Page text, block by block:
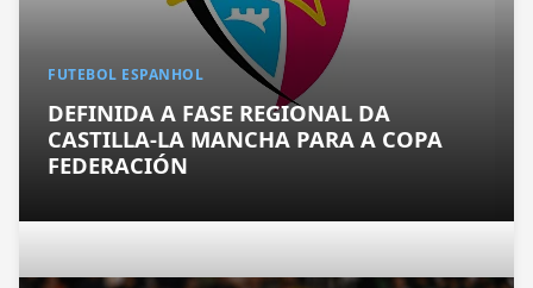
FUTEBOL ESPANHOL
DEFINIDA A FASE REGIONAL DA
CASTILLA-LA MANCHA PARA A COPA
FEDERACIÓN